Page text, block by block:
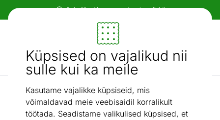
Küpsised on vajalikud nii
sulle kui ka meile
Kasutame vajalikke küpsiseid, mis
võimaldavad meie veebisaidil korralikult
töötada. Seadistame valikulised küpsised, et
Paindlikud ja mugavad makseviisid!
Mööbel ja sisustus - ON24
Otsi...
AI otsing
Magamistuba / Kummut Torge 107 cm